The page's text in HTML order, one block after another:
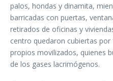
palos, hondas y dinamita,
barricadas con puertas,
retirados de oficinas y
centro quedaron cubiertas
propios movilizados, quienes
de los gases lacrimógenos.